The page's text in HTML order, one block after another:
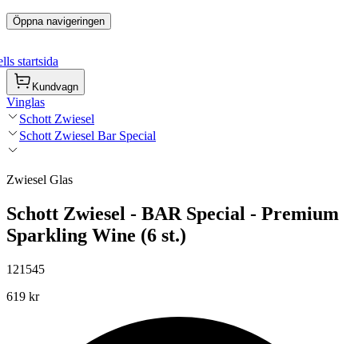
Öppna navigeringen
startsida
Kundvagn
Vinglas
Schott Zwiesel
Schott Zwiesel Bar Special
Zwiesel Glas
Schott Zwiesel - BAR Special - Premium
Sparkling Wine (6 st.)
121545
619 kr